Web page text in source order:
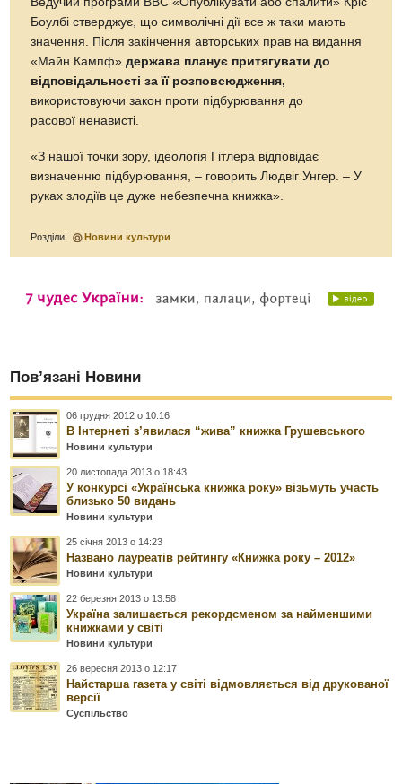
Боулбі cтверджує, що символічні дії все ж таки мають
значення. Після закінчення авторських прав на видання
«Майн Кампф»держава планує притягувати до
відповідальності за її розповсюдження,
використовуючи закон проти підбурювання до
расової ненависті.
«З нашої точки зору, ідеологія Гітлера відповідає
визначенню підбурювання, – говорить Людвіг Унгер. – У
руках злодіїв це дуже небезпечна книжка».
Розділи: Новини культури
Пов’язані Новини
06 грудня 2012 о 10:16
В Інтернеті з’явилася “жива” книжка Грушевського
Новини культури
20 листопада 2013 о 18:43
У конкурсі «Українська книжка року» візьмуть участь
близько 50 видань
Новини культури
25 січня 2013 о 14:23
Названо лауреатів рейтингу «Книжка року – 2012»
Новини культури
22 березня 2013 о 13:58
Україна залишається рекордсменом за найменшими
книжками у світі
Новини культури
26 вересня 2013 о 12:17
Найстарша газета у світі відмовляється від друкованої
версії
Суспільство